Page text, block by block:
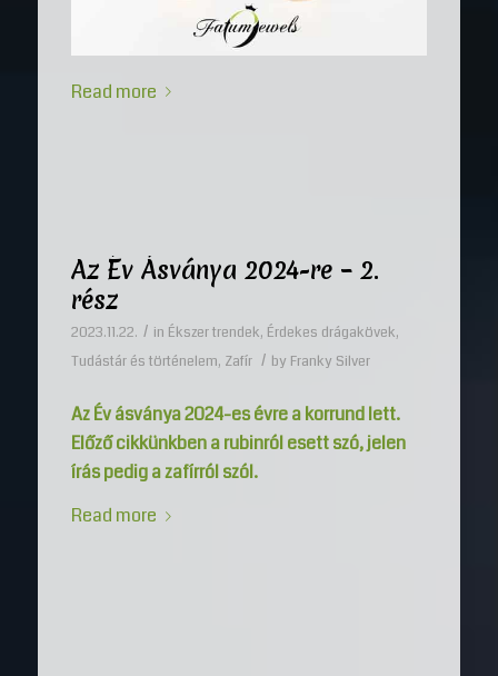
Read more
Az Év Ásványa 2024-re – 2.
rész
2023.11.22. / in Ékszer trendek, Érdekes drágakövek,
Tudástár és történelem, Zafír / by Franky Silver
Az Év ásványa 2024-es évre a korrund lett.
Előző cikkünkben a rubinról esett szó, jelen
írás pedig a zafírról szól.
Read more